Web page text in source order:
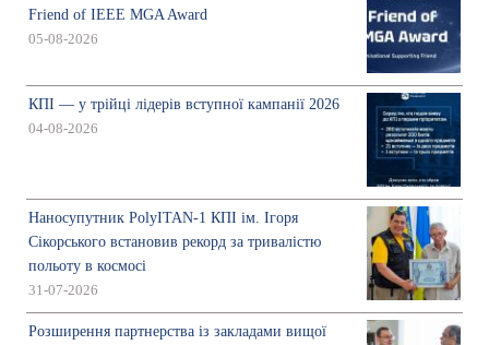
Friend of IEEE MGA Award
05-08-2026
КПІ — у трійці лідерів вступної кампанії 2026
04-08-2026
Наносупутник PolyITAN-1 КПІ ім. Ігоря
Сікорського встановив рекорд за тривалістю
польоту в космосі
31-07-2026
Розширення партнерства із закладами вищої